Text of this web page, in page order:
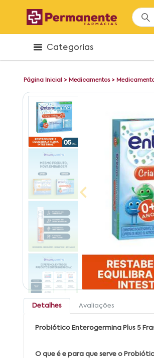
Categorias
Página Inicial > Medicamentos>
Detalhes Avaliações
Probiótico Enterogermina Plus 5
O que é e para que serve o